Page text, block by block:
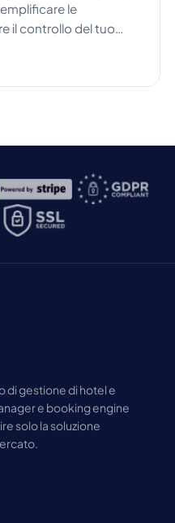
le
il controllo del tuo
di gestione di hotel e
e booking engine
solo la soluzione